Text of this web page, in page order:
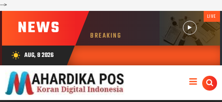
-->
NEWS BREAKING
LIVE
wb_sunny AUG, 8 2026